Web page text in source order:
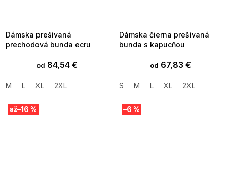
Dámska prešívaná
prechodová bunda ecru
od 84,54 €
M L XL 2XL
Dámska čierna prešívaná
bunda s kapucňou
od 67,83 €
S M L XL 2XL
až–16 % –6 %